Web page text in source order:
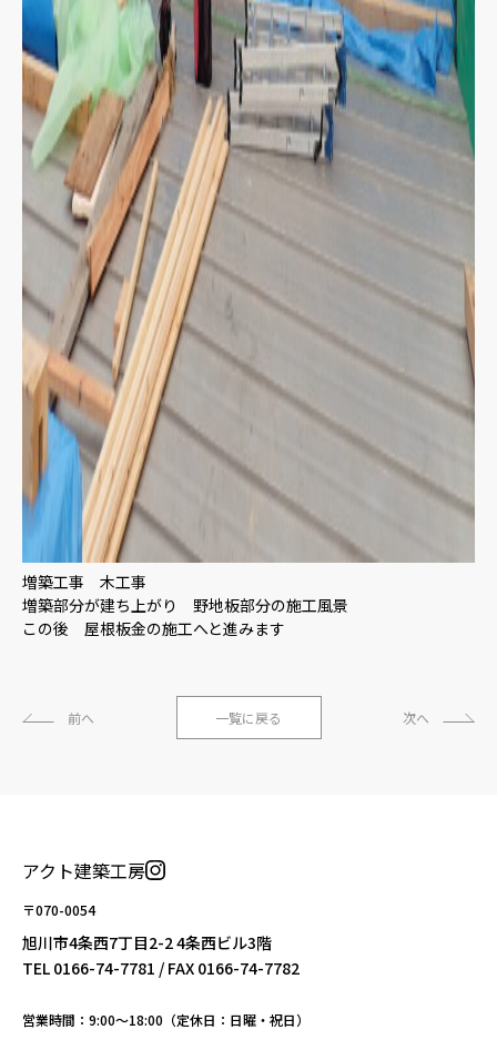
増築工事 木工事
増築部分が建ち上がり 野地板部分の施工風景
この後 屋根板金の施工へと進みます
前へ 一覧に戻る 次へ
アクト建築工房
〒070-0054
旭川市4条西7丁目2-2 4条西ビル3階
TEL 0166-74-7781 / FAX 0166-74-7782
営業時間：9:00〜18:00（定休日：日曜・祝日）